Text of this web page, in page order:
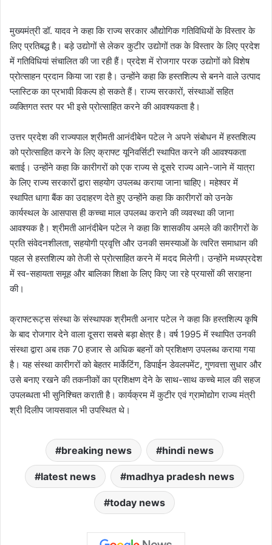
मुख्यमंत्री डॉ. यादव ने कहा कि राज्य सरकार औद्योगिक गतिविधियों के विस्तार के
लिए प्रतिबद्ध है। बड़े उद्योगों से लेकर कुटीर उद्योगों तक के विस्तार के लिए प्रदेश
में गतिविधियां संचालित की जा रही हैं। प्रदेश में रोजगार परक उद्योगों को विशेष
प्रोत्साहन प्रदान किया जा रहा है। उन्होंने कहा कि हस्तशिल्प से बनने वाले उत्पाद
प्लास्टिक का प्रभावी विकल्प हो सकते हैं। राज्य सरकारों, संस्थाओं सहित
व्यक्तिगत स्तर पर भी इसे प्रोत्साहित करने की आवश्यकता है।
उत्तर प्रदेश की राज्यपाल श्रीमती आनंदीबेन पटेल ने अपने संबोधन में हस्तशिल्प
को प्रोत्साहित करने के लिए क्राफ्ट यूनिवर्सिटी स्थापित करने की आवश्यकता
बताई। उन्होंने कहा कि कारीगरों को एक राज्य से दूसरे राज्य आने-जाने में यात्रा
के लिए राज्य सरकारों द्वारा सहयोग उपलब्ध कराया जाना चाहिए। महेश्वर में
स्थापित धागा बैंक का उदाहरण देते हुए उन्होंने कहा कि कारीगरों को उनके
कार्यस्थल के आसपास ही कच्चा माल उपलब्ध कराने की व्यवस्था की जाना
आवश्यक है। श्रीमती आनंदीबेन पटेल ने कहा कि शासकीय अमले की कारीगरों के
प्रति संवेदनशीलता, सहयोगी प्रवृत्ति और उनकी समस्याओं के त्वरित समाधान की
पहल से हस्तशिल्प को तेजी से प्रोत्साहित करने में मदद मिलेगी। उन्होंने मध्यप्रदेश
में स्व-सहायता समूह और बालिका शिक्षा के लिए किए जा रहे प्रयासों की सराहना
की।
क्राफ्टरूट्स संस्था के संस्थापक श्रीमती अनार पटेल ने कहा कि हस्तशिल्प कृषि
के बाद रोजगार देने वाला दूसरा सबसे बड़ा क्षेत्र है। वर्ष 1995 में स्थापित उनकी
संस्था द्वारा अब तक 70 हजार से अधिक बहनों को प्रशिक्षण उपलब्ध कराया गया
है। यह संस्था कारीगरों को बेहतर मार्केटिंग, डिपाईन डेवलपमेंट, गुणवत्ता सुधार और
उसे बनाए रखने की तकनीकों का प्रशिक्षण देने के साथ-साथ कच्चे माल की सहज
उपलब्धता भी सुनिश्चित कराती है। कार्यक्रम में कुटीर एवं ग्रामोद्योग राज्य मंत्री
श्री दिलीप जायसवाल भी उपस्थित थे।
breaking news hindi news
latest news madhya pradesh news
today news